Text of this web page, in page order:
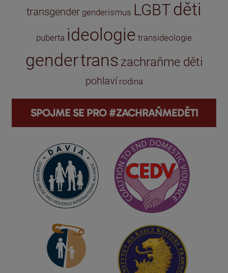
transgender genderismus LGBT děti
puberta ideologie transideologie
gendertrans zachraňme děti
pohlaví rodina
SPOJME SE PRO #ZACHRAŇMEDĚTI